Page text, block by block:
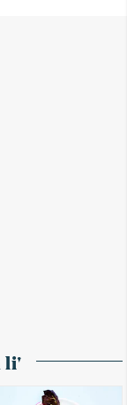
li'